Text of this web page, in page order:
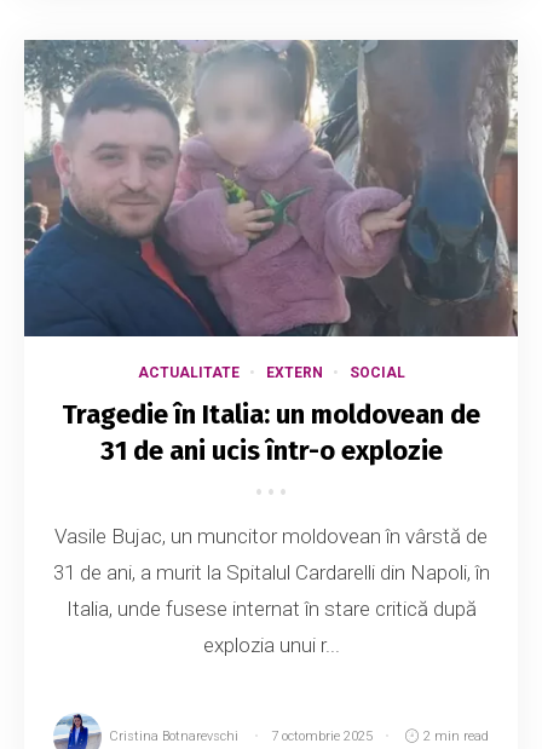
ACTUALITATE EXTERN SOCIAL
Tragedie în Italia: un moldovean de
31 de ani ucis într-o explozie
Vasile Bujac, un muncitor moldovean în vârstă de
31 de ani, a murit la Spitalul Cardarelli din Napoli, în
Italia, unde fusese internat în stare critică după
explozia unui r...
Cristina Botnarevschi 7 octombrie 2025 2 min read